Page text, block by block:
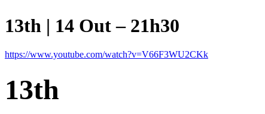
13th | 14 Out – 21h30
https://www.youtube.com/watch?v=V66F3WU2CKk
13th